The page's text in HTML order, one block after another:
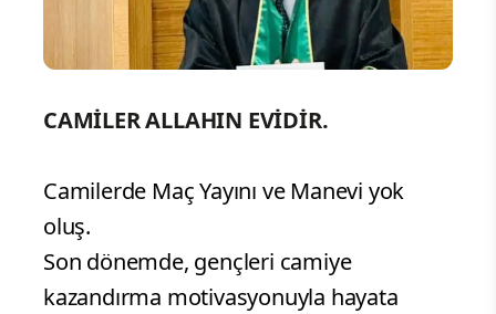
CAMİLER ALLAHIN EVİDİR.
Camilerde Maç Yayını ve Manevi yok
oluş.
Son dönemde, gençleri camiye
kazandırma motivasyonuyla hayata